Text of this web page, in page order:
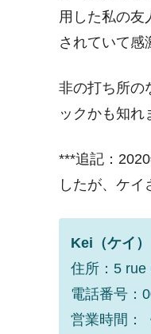
用した私の友
されていて感
非の打ち所の
ックかも知れ
***追記：
したが、ケイ
Kei（ケイ）
住所：5 rue
電話番号：
営業時間：